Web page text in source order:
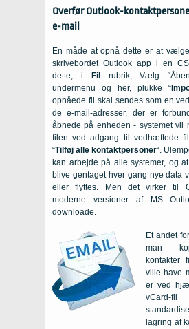
Overfør Outlook-
e-mail
En måde at opnå dette er at
skrivebordet Outlook app i en
dette, i
Fil
rubrik, Vælg
undermenu og her, plukke “
opnåede fil skal sendes som en
de e-mail-adresser, der er
åbnede på enheden - systemet vil
filen ved adgang til vedhæftede
“Tilføj alle kontaktpersoner“.
kan arbejde på alle systemer, og
blive gentaget hver gang nye data
eller flyttes. Men det virker til
moderne versioner af MS
downloade.
Et andet
man
kontakter
ville have
er ved
vCard-
lagring af